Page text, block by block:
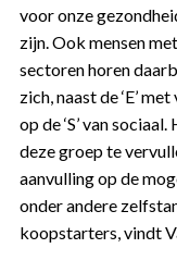
voor onze
zijn. Ook mensen
sectoren horen
zich, naast de ‘E’
op de ‘S’ van
deze groep te
aanvulling op de
onder andere
koopstarters, vindt